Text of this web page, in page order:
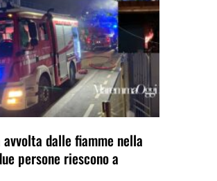
avvolta dalle fiamme nella
persone riescono a